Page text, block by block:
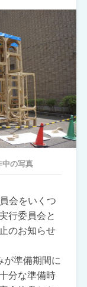
中の写真
会をいくつ
行委員会と
のお知らせ
準備期間に
分な準備時